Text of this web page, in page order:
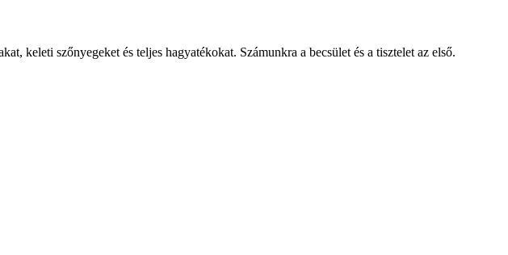
keleti szőnyegeket és teljes hagyatékokat. Számunkra a becsület és a tisztelet az első.